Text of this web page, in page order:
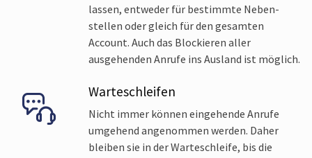
lassen, entweder für bestimmte Neben­
stellen oder gleich für den gesamten
Account. Auch das Blockieren aller
ausgehenden Anrufe ins Ausland ist möglich.
Warte­schleifen
Nicht immer können eingehende Anrufe
umgehend angenommen werden. Daher
bleiben sie in der Warte­schleife, bis die